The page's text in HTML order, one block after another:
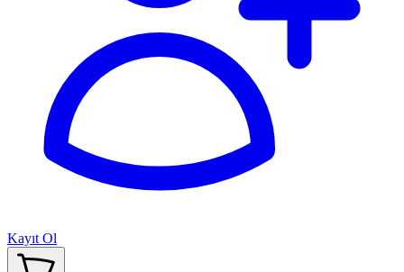
Kayıt Ol